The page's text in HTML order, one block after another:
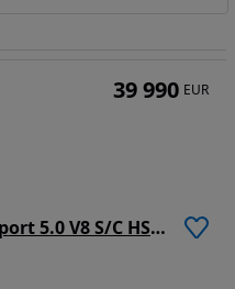
Land Rover Range Rover Sport 5.0 V8 S/C HSE Dynamic
39 990 EUR